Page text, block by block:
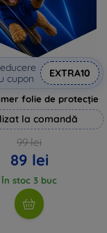
cupon
EXTRA10
folie de protecție
la comandă
99 lei
89 lei
În stoc 3 buc